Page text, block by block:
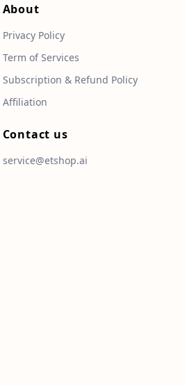
About
Privacy Policy
Term of Services
Subscription & Refund Policy
Affiliation
Contact us
service@etshop.ai